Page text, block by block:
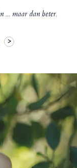
... maar dan beter.